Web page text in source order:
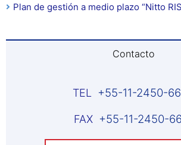
Plan de gestión a medio plazo “Nitto
Contacto
+55-11-2450-
+55-11-2450-